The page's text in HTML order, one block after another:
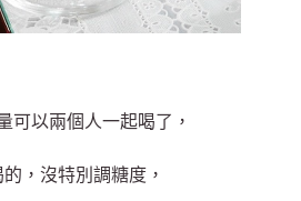
可以兩個人一起喝了，
，沒特別調糖度，